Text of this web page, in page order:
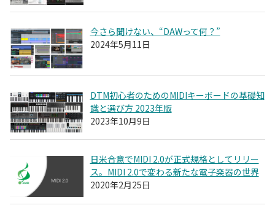
今さら聞けない、“DAWって何？”
2024年5月11日
DTM初心者のためのMIDIキーボードの基礎知
識と選び方 2023年版
2023年10月9日
日米合意でMIDI 2.0が正式規格としてリリー
ス。MIDI 2.0で変わる新たな電子楽器の世界
2020年2月25日